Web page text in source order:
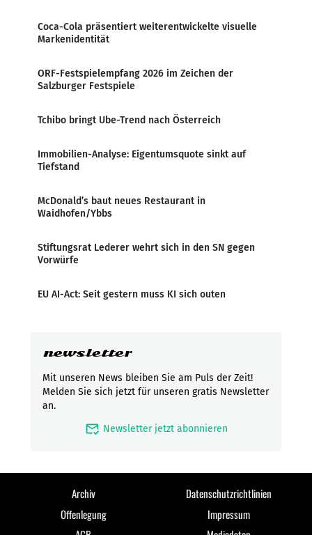
Coca-Cola präsentiert weiterentwickelte visuelle
Markenidentität
ORF-Festspielempfang 2026 im Zeichen der
Salzburger Festspiele
Tchibo bringt Ube-Trend nach Österreich
Immobilien-Analyse: Eigentumsquote sinkt auf
Tiefstand
McDonald’s baut neues Restaurant in
Waidhofen/Ybbs
Stiftungsrat Lederer wehrt sich in den SN gegen
Vorwürfe
EU AI-Act: Seit gestern muss KI sich outen
newsletter
Mit unseren News bleiben Sie am Puls der Zeit!
Melden Sie sich jetzt für unseren gratis Newsletter
an.
mark_email_read Newsletter jetzt abonnieren
Archiv
Datenschutzrichtlinien
Offenlegung
Impressum